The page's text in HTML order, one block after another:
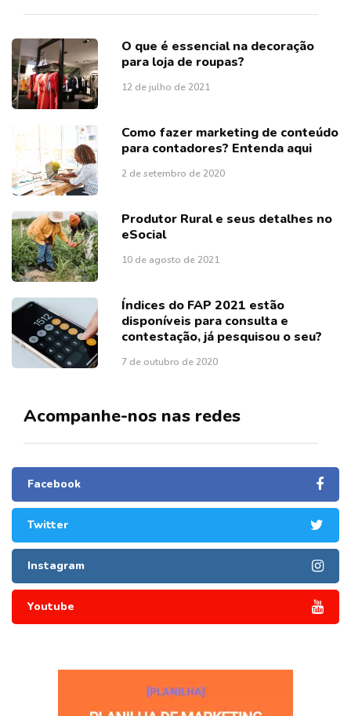
O que é essencial na decoração
para loja de roupas?
12 de julho de 2021
Como fazer marketing de conteúdo
para contadores? Entenda aqui
2 de setembro de 2020
Produtor Rural e seus detalhes no
eSocial
10 de agosto de 2021
Índices do FAP 2021 estão
disponíveis para consulta e
contestação, já pesquisou o seu?
7 de outubro de 2020
Acompanhe-nos nas redes
Facebook
Twitter
Instagram
Youtube